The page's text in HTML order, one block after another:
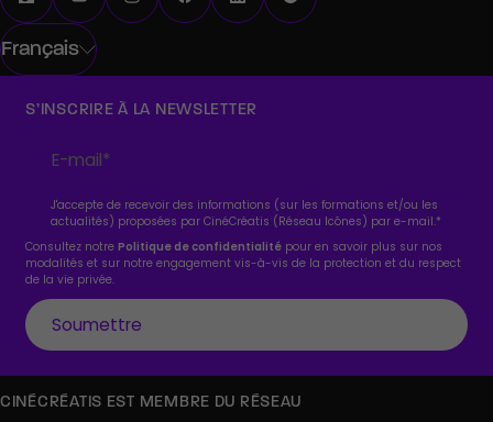
Français
S’INSCRIRE À LA NEWSLETTER
J'accepte de recevoir des informations (sur les formations et/ou les
actualités) proposées par CinéCréatis (Réseau Icônes) par e-mail.*
Consultez notrePolitique de confidentialité pour en savoir plus sur nos
modalités et sur notre engagement vis-à-vis de la protection et du respect
de la vie privée.
CINÉCRÉATIS EST MEMBRE DU RÉSEAU